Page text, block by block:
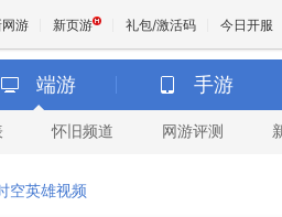
网游 新页游 礼包/激活码 今日开服
端游 手游
怀旧频道 网游评测
空英雄视频